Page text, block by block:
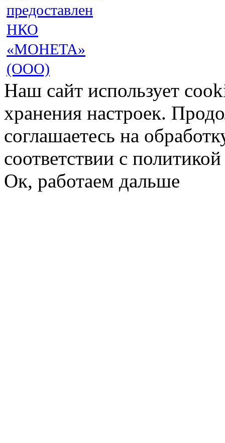
предоставлен
НКО
«МОНЕТА»
(ООО)
Наш сайт использует
хранения настроек.
соглашаетесь на
соответствии с
Ок, работаем дальше